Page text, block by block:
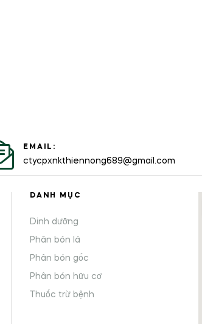
EMAIL:
ctycpxnkthiennong689@gmail.com
DANH MỤC
Dinh dưỡng
Phân bón lá
Phân bón gốc
Phân bón hữu cơ
Thuốc trừ bệnh